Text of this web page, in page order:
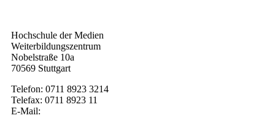
Hochschule der Medien
Weiterbildungszentrum
Nobelstraße 10a
70569 Stuttgart
Telefon: 0711 8923 3214
Telefax: 0711 8923 11
E-Mail: